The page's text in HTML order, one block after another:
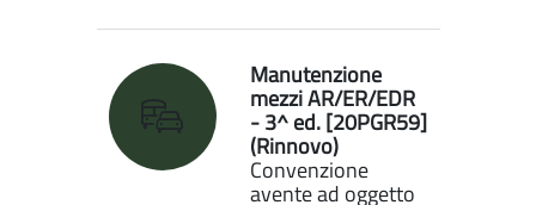
Manutenzione
mezzi AR/ER/EDR
- 3^ ed. [20PGR59]
(Rinnovo)
Convenzione
avente ad oggetto